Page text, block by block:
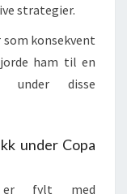
strategier.
konsekvent
ham til en
under disse
under Copa
er fylt med